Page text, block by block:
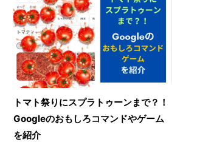
トマト祭りにスプラトゥーンまで？！
Googleのおもしろコマンドやゲーム
を紹介